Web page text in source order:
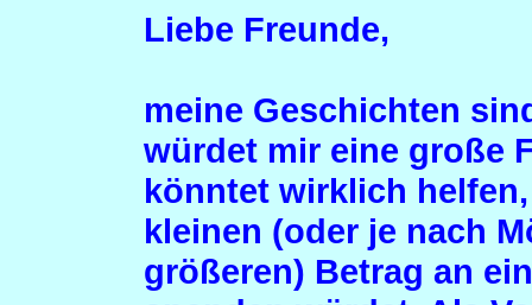
Liebe Freunde,
meine Geschichten
würdet mir eine große
könntet wirklich
kleinen (oder je nach
größeren) Betrag an